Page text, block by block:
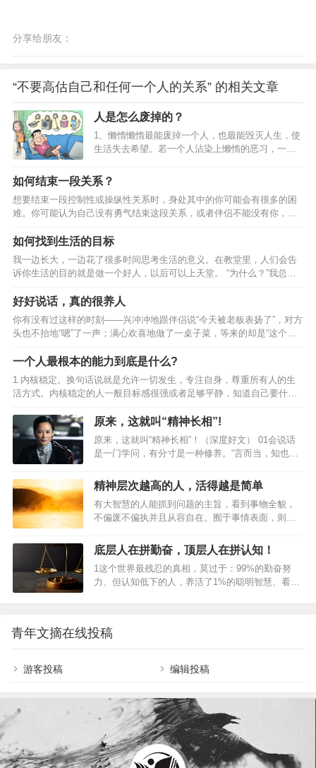
分享给朋友：
“不要高估自己和任何一个人的关系” 的相关文章
人是怎么废掉的？
1、懒惰懒惰最能废掉一个人，也最能毁灭人生，使
生活失去希望。若一个人沾染上懒惰的恶习，一辈
噬人的智慧，因为懒得动脑子。懒惰行动得如此缓
慢，贫穷很快就能超过它。心理的懒惰，比身体的
懒惰更毁人，也最难改。当心理懒惰时，什么都不
想做，但必须要做工作，身体的各部分，就会感到
不安和无聊。反过来说，如果对于这种工作有兴
趣、愉快，工作效率不但高，身心也会感觉到十分
舒适。2、拖延世界上那些最容易的事情中，拖延时
间最不费力，也最能毁一个人。拖延是对生活本身
如何结束一段关系？
想要结束一段控制性或操纵性关系时，身处其中的你可能会有很多的困
难。你可能认为自己没有勇气结束这段关系，或者伴侣不能没有你，甚
至伴侣一直在伤害你，但是如果不离开，你就无法用自己的方法开始生
活。如果你想要真正结束一段关系， 就要提前做好准备，执行计划并坚
持到底。最重要的是树立勇气，敢于去做 01.为结束关系做准备 发现自
己处于他人控制中很多控制性或操纵性关系比理应发生的时间要长，因
为被控制或操纵的人不承认关系存在任何错误。你可能觉得伴侣只是有
一点喜怒无常或者粘人，实际上，对方已经…
如何找到生活的目标
我一边长大，一边花了很多时间思考生活的意义。在教堂里，人们会告
诉你生活的目的就是做一个好人，以后可以上天堂。 “为什么？”我总在
想。虽然，人人对于做一个好人才会拥有充实而有意义的生活这一点毫
无疑问。但这么做的关键是什么？你到底是为了什么而做这一切？ 为什
么是一个毫无意义的问题，为了回答“为什么”，我们总要无限循环地转圈
圈，因为我们总是重复地用另一个“为什么”来回答这个“为什么”。而只有
在你回答“因为这很有趣”或者“我喜欢这样”时，问题才真正结束。 但其
实，生活的目的在于享受生…
好好说话，真的很养人
你有没有过这样的时刻——兴冲冲地跟伴侣说“今天被老板表扬了”，对方
头也不抬地“嗯”了一声；满心欢喜地做了一桌子菜，等来的却是“这个菜
咸了，那个淡了”；只是随口说了一句“今天好累”，对方马上来了句“谁不
累啊”。那一刻，你心里是不是像被泼了一盆冷水，所有的热情瞬间熄
灭。一个家最大的内耗，不是穷，不是忙，而是不能好好说话：要么敷
衍不搭理，要么处处抬杠，要么言语里全是否定。日子久了，心就凉
了；心凉了，家就散了。想要一个家越来越兴旺，好好说话，是绕不开
的一课。01好好说话，不敷衍一个家的温度藏在那些看似无…
一个人最根本的能力到底是什么?
1.内核稳定。换句话说就是允许一切发生，专注自身，尊重所有人的生
活方式。内核稳定的人一般目标感很强或者足够平静，知道自己要什么
不要什么，做很多事情也就更加高效和完善；相反地，内核不稳定的人
容易毛躁，焦虑不安，遇到一点挫折，就把自己变得一蹶不振，给自己
施加不必要的压力，然后让自己变得不堪重负。2.一个冷知识：屏蔽力
是一个人最顶级的能力，任何消耗你的人和事，多看一眼都是你的不
对。3.很喜欢尼采的这段话：获得真正自由的方法是要学会自我控制。
如果情绪总是处于失控状态，就会被感情牵着鼻子走，丧失自由。所
以…
原来，这就叫“精神长相”!
原来，这就叫“精神长相”！（深度好文） 01会说话
是一门学问，有分寸是一种修养。“言而当，知也；
候说话是智慧，沉默的恰当也是一种智慧。知道怎
么说话，知道何时说话，知道不乱说话，是一种了
不得的软实力。子禽问墨子：“多说话有好处吗?”墨
子答道：“苍蝇、青蛙，白天黑夜叫个不停，叫得口
干舌疲，然而没有人去听它的。但你看那雄鸡，在
黎明按时啼叫，天下震动，人们早早起身。多说话
常常评价一个人情商高…
精神层次越高的人，活得越是简单
有大智慧的人能抓到问题的主旨，看到事物全貌，
不偏废不偏执并且从容自在。囿于事情表面，则犹
能。01人须在事上磨，做功夫无论做什么，只有经
过磨炼，下足功夫，才能真正有所成就。俗话说：
饭未煮熟，不能妄自一开；蛋未孵成，不能妄自一
啄。煮饭、育雏，都要经过一番耐心等待，才能得
说：“坚其志，苦其心，劳其力，事无大小，必有所
成。” 只有耐得住性子，集中精力在每一件事情上死
磕，才能…
底层人在拼勤奋，顶层人在拼认知！
1这个世界最残忍的真相，莫过于：99%的勤奋努
力、但认知低下的人，养活了1%的聪明智慧、看穿
的位置，不断的去设计各种规则去限制和操控那
99%的人。富人的财富都来自于穷人的劳动。穷人
越努力，富人就越富有，这就是“勤劳致富”的真相。
因为， 富人一直在这样教导穷人： 努力可以改变人
让驴推磨，…
青年文摘在线投稿
游客投稿 编辑投稿